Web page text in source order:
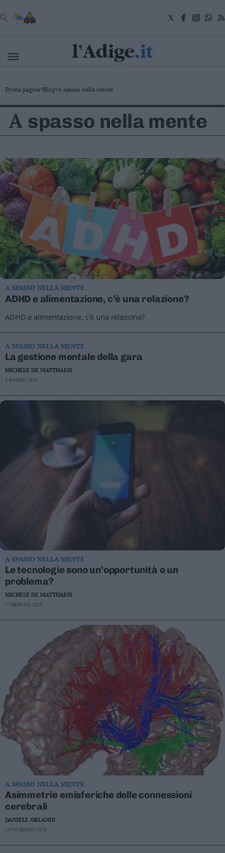
VAI
Attualità
Economia
Cultura
e
Spettacoli
e
Benessere
Montagna
Tecnologia
Sport
Foto
Video
Business
Wire
Territori
Trento
Rovereto
Pergine
–
Arco
Basso
Sarca
–
Ledro
–
–
Fassa
Giudicarie
–
Rendena
Alto
Adige
Dolomiti
Leggi/Abbonati
Newsletter
Bazar
Casa
Radio
Dolomiti
Social media
Prima pagina>Blog>A spasso nella mente
A spasso nella mente
A SPASSO NELLA MENTE
ADHD e alimentazione, c’è una relazione?
ADHD e alimentazione, c’è una relazione?
A SPASSO NELLA MENTE
La gestione mentale della gara
MICHELE DE MATTHAEIS
4 MAGGIO 2019
A SPASSO NELLA MENTE
Le tecnologie sono un’opportunità o un
problema?
MICHELE DE MATTHAEIS
17 GENNAIO 2019
A SPASSO NELLA MENTE
Asimmetrie emisferiche delle connessioni
cerebrali
DANIELE ORLANDI
14 NOVEMBRE 2018